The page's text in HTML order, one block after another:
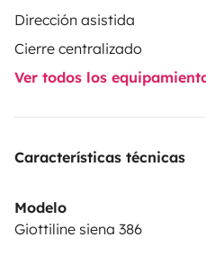
Dirección asistida
Cierre centralizado
Ver todos los
Características técnicas
Modelo
Giottiline siena 386